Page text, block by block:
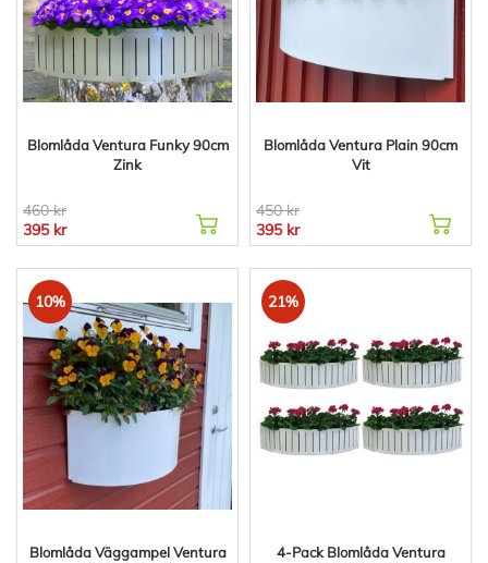
Blomlåda Ventura Funky 90cm
Zink
460 kr
395 kr
Blomlåda Ventura Plain 90cm
Vit
450 kr
395 kr
10%
Blomlåda Väggampel Ventura
21%
4-Pack Blomlåda Ventura